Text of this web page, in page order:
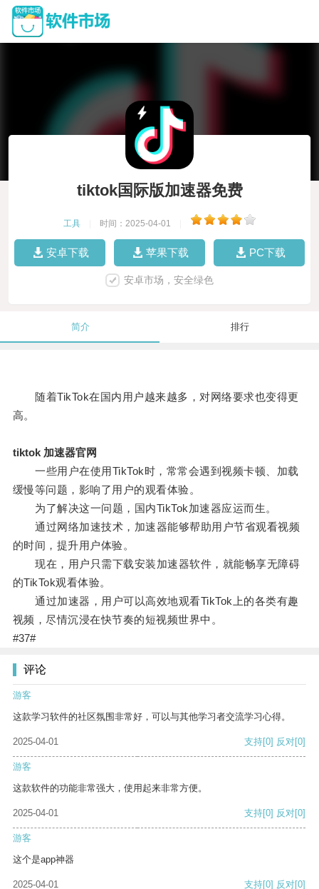
tiktok国际版加速器免费
工具 时间：2025-04-01
安卓下载 苹果下载 PC下载
安卓市场，安全绿色
简介 排行
随着TikTok在国内用户越来越多，对网络要求也变得更
高。
tiktok 加速器官网
一些用户在使用TikTok时，常常会遇到视频卡顿、加载
缓慢等问题，影响了用户的观看体验。
为了解决这一问题，国内TikTok加速器应运而生。
通过网络加速技术，加速器能够帮助用户节省观看视频
的时间，提升用户体验。
现在，用户只需下载安装加速器软件，就能畅享无障碍
的TikTok观看体验。
通过加速器，用户可以高效地观看TikTok上的各类有趣
视频，尽情沉浸在快节奏的短视频世界中。
#37#
评论
游客
这款学习软件的社区氛围非常好，可以与其他学习者交流学习心得。
2025-04-01 支持[0] 反对[0]
游客
这款软件的功能非常强大，使用起来非常方便。
2025-04-01 支持[0] 反对[0]
游客
这个是app神器
2025-04-01 支持[0] 反对[0]